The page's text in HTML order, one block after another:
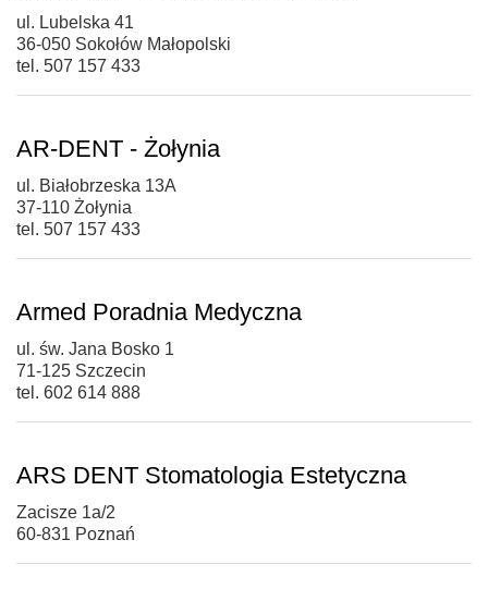
ul. Lubelska 41
36-050 Sokołów Małopolski
tel. 507 157 433
AR-DENT - Żołynia
ul. Białobrzeska 13A
37-110 Żołynia
tel. 507 157 433
Armed Poradnia Medyczna
ul. św. Jana Bosko 1
71-125 Szczecin
tel. 602 614 888
ARS DENT Stomatologia Estetyczna
Zacisze 1a/2
60-831 Poznań